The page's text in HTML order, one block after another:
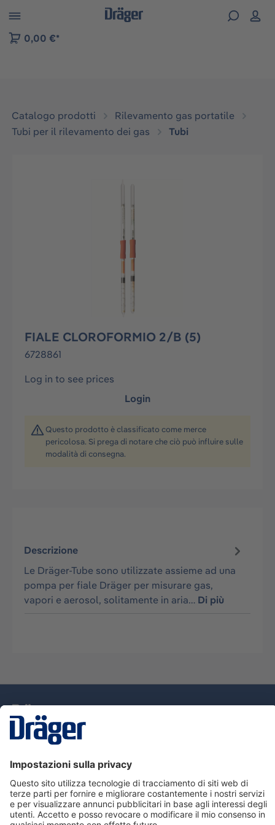
Skip to B2B platform navigation
0,00 €*
Catalogo prodotti
Rilevamento gas portatile
Tubi per il rilevamento dei gas
Tubi
FIALE CLOROFORMIO 2/B (5)
6728861
Log in to see prices
Login
Questo prodotto è classificato come merce
pericolosa. Si prega di notare che ciò può influire sulle
modalità di consegna.
Descrizione
Le Dräger-Tube sono utilizzate assieme ad una
pompa per fiale Dräger per misurare gas,
vapori e aerosol, solitamente in aria… Di più
Assistenza
Informazioni su Dräger
Informazioni